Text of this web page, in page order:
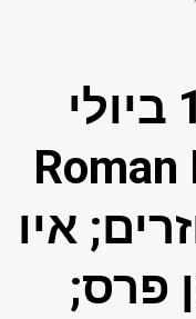
WWE RAW (13 ביולי
2026):
איו
פרס;